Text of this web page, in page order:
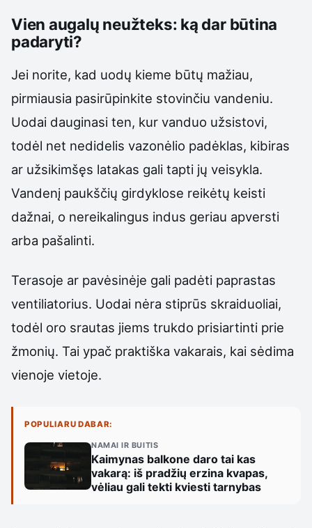
Vien augalų neužteks: ką dar būtina
padaryti?
Jei norite, kad uodų kieme būtų mažiau,
pirmiausia pasirūpinkite stovinčiu vandeniu.
Uodai dauginasi ten, kur vanduo užsistovi,
todėl net nedidelis vazonėlio padėklas, kibiras
ar užsikimšęs latakas gali tapti jų veisykla.
Vandenį paukščių girdyklose reikėtų keisti
dažnai, o nereikalingus indus geriau apversti
arba pašalinti.
Terasoje ar pavėsinėje gali padėti paprastas
ventiliatorius. Uodai nėra stiprūs skraiduoliai,
todėl oro srautas jiems trukdo prisiartinti prie
žmonių. Tai ypač praktiška vakarais, kai sėdima
vienoje vietoje.
POPULIARU DABAR:
NAMAI IR BUITIS
Kaimynas balkone daro tai kas
vakarą: iš pradžių erzina kvapas,
vėliau gali tekti kviesti tarnybas